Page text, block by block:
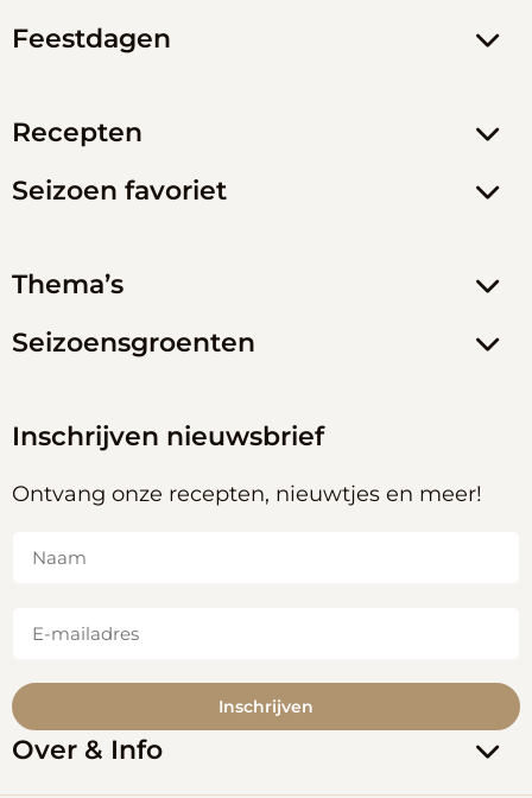
Feestdagen
Recepten
Seizoen favoriet
Thema’s
Seizoensgroenten
Inschrijven nieuwsbrief
Ontvang onze recepten, nieuwtjes en meer!
mailadres (Vereist)
Inschrijven
Over & Info